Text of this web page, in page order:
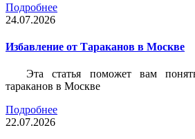
Подробнее
24.07.2026
Избавление от Тараканов в Москве
Эта статья поможет вам
тараканов в Москве
Подробнее
22.07.2026